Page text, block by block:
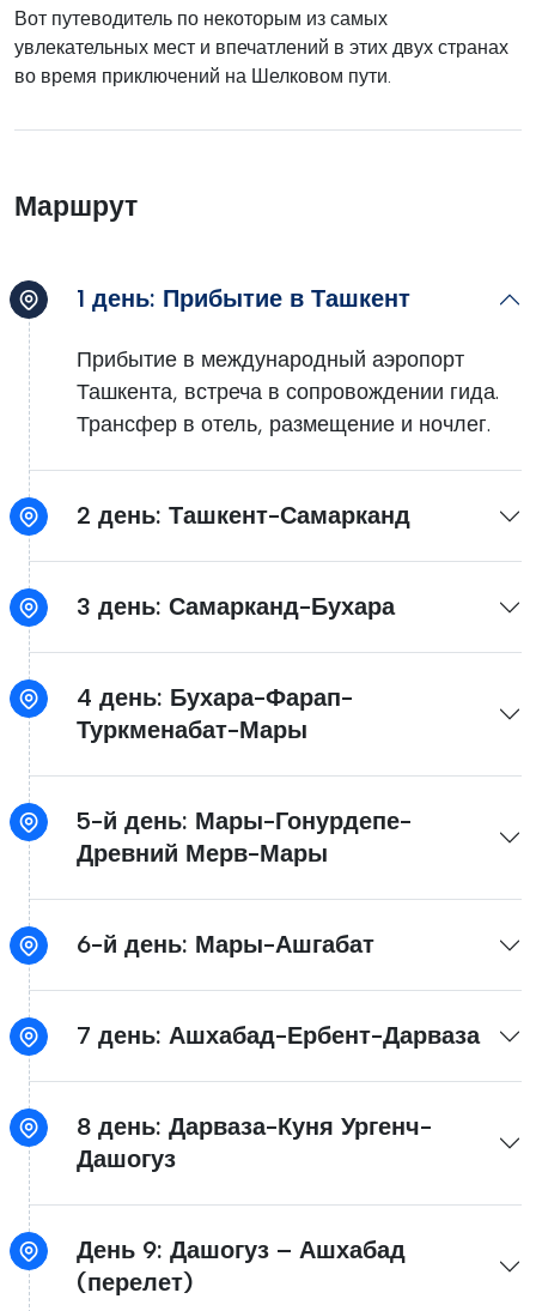
Вот путеводитель по некоторым из самых
увлекательных мест и впечатлений в этих двух странах
во время приключений на Шелковом пути.
Маршрут
1 день: Прибытие в Ташкент
Прибытие в международный аэропорт
Ташкента, встреча в сопровождении гида.
Трансфер в отель, размещение и ночлег.
2 день: Ташкент-Самарканд
3 день: Самарканд-Бухара
4 день: Бухара-Фарап-
Туркменабат-Мары
5-й день: Мары-Гонурдепе-
Древний Мерв-Мары
6-й день: Мары-Ашгабат
7 день: Ашхабад-Ербент-Дарваза
8 день: Дарваза-Куня Ургенч-
Дашогуз
День 9: Дашогуз – Ашхабад
(перелет)